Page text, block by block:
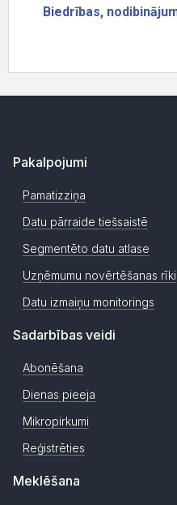
Pakalpojumi
Pamatizziņa
Datu pārraide tiešsaistē
Segmentēto datu atlase
Uzņēmumu novērtēšanas rīki
Datu izmaiņu monitorings
Sadarbības veidi
Abonēšana
Dienas pieeja
Mikropirkumi
Reģistrēties
Meklēšana